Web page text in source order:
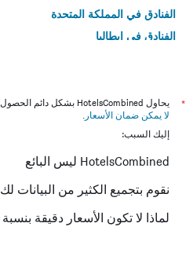
الفنادق في المملكة المتحدة
الفنادق في إيطاليا
*
يحاول HotelsCombined بشكل دائم الحصول على الأسعار الدقيقة، ولكن
لا يمكن ضمان الأسعار .
إليك السبب:
HotelsCombined ليس البائع
نقوم بتجميع الكثير من البيانات لك
لماذا لا تكون الأسعار دقيقة بنسبة 100٪؟